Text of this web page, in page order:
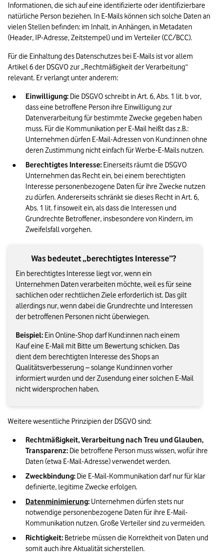
Informationen, die sich auf eine identifizierte oder identifizierbare
natürliche Person beziehen. In E-Mails können sich solche Daten an
vielen Stellen befinden: im Inhalt, in Anhängen, in Metadaten
(Header, IP-Adresse, Zeitstempel) und im Verteiler (CC/BCC).
Für die Einhaltung des Datenschutzes bei E-Mails ist vor allem
Artikel 6 der DSGVO zur „Rechtmäßigkeit der Verarbeitung“
relevant. Er verlangt unter anderem:
Einwilligung: Die DSGVO schreibt in Art. 6, Abs. 1 lit. b vor,
dass eine betroffene Person ihre Einwilligung zur
Datenverarbeitung für bestimmte Zwecke gegeben haben
muss. Für die Kommunikation per E-Mail heißt das z.B.:
Unternehmen dürfen E-Mail-Adressen von Kund:innen ohne
deren Zustimmung nicht einfach für Werbe-E-Mails nutzen.
Berechtigtes Interesse: Einerseits räumt die DSGVO
Unternehmen das Recht ein, bei einem berechtigten
Interesse personenbezogene Daten für ihre Zwecke nutzen
zu dürfen. Andererseits schränkt sie dieses Recht in Art. 6,
Abs. 1 lit. f insoweit ein, als dass die Interessen und
Grundrechte Betroffener, insbesondere von Kindern, im
Zweifelsfall vorgehen.
Was bedeutet „berechtigtes Interesse”?
Ein berechtigtes Interesse liegt vor, wenn ein
Unternehmen Daten verarbeiten möchte, weil es für seine
sachlichen oder rechtlichen Ziele erforderlich ist. Das gilt
allerdings nur, wenn dabei die Grundrechte und Interessen
der betroffenen Personen nicht überwiegen.
Beispiel: Ein Online-Shop darf Kund:innen nach einem
Kauf eine E-Mail mit Bitte um Bewertung schicken. Das
dient dem berechtigten Interesse des Shops an
Qualitätsverbesserung – solange Kund:innen vorher
informiert wurden und der Zusendung einer solchen E-Mail
nicht widersprochen haben.
Weitere wesentliche Prinzipien der DSGVO sind:
Rechtmäßigkeit, Verarbeitung nach Treu und Glauben,
Transparenz: Die betroffene Person muss wissen, wofür ihre
Daten (etwa E-Mail-Adresse) verwendet werden.
Zweckbindung: Die E-Mail-Kommunikation darf nur für klar
definierte, legitime Zwecke erfolgen.
Datenminimierung: Unternehmen dürfen stets nur
notwendige personenbezogene Daten für ihre E-Mail-
Kommunikation nutzen. Große Verteiler sind zu vermeiden.
Richtigkeit: Betriebe müssen die Korrektheit von Daten und
somit auch ihre Aktualität sicherstellen.